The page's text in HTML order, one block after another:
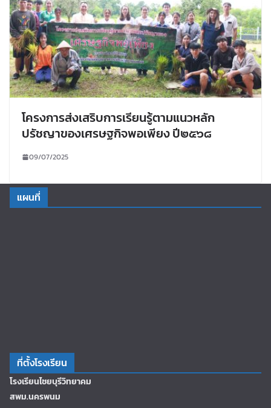
โครงการส่งเสริบการเรียนรู้ตามแนวหลัก
ปรัชญาของเศรษฐกิจพอเพียง ปี๒๕๖๘
09/07/2025
แผนที่
ที่ตั้งโรงเรียน
โรงเรียนไชยบุรีวิทยาคม
สพม.นครพนม